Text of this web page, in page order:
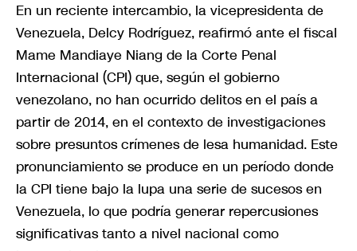
En un reciente intercambio, la vicepresidenta de
Venezuela, Delcy Rodríguez, reafirmó ante el fiscal
Mame Mandiaye Niang de la Corte Penal
Internacional (CPI) que, según el gobierno
venezolano, no han ocurrido delitos en el país a
partir de 2014, en el contexto de investigaciones
sobre presuntos crímenes de lesa humanidad. Este
pronunciamiento se produce en un período donde
la CPI tiene bajo la lupa una serie de sucesos en
Venezuela, lo que podría generar repercusiones
significativas tanto a nivel nacional como